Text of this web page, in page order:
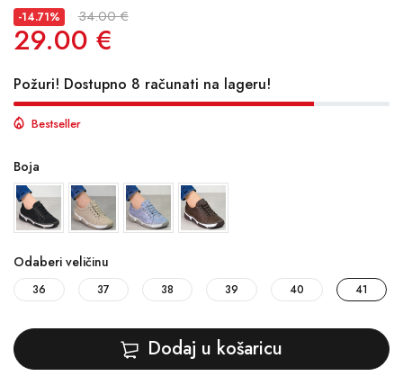
-14.71% 34.00 €
29.00 €
Požuri! Dostupno 8 računati na lageru!
Bestseller
Boja
Odaberi veličinu
36 37 38 39 40 41
Dodaj u košaricu